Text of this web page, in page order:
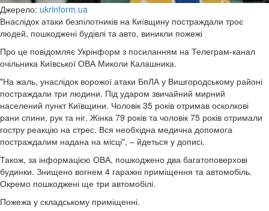
Джерело: ukrinform.ua
Внаслідок атаки безпілотників на Київщину постраждали троє
людей, пошкоджені будівлі та авто, виникли пожежі
Про це повідомляє Укрінформ з посиланням на Телеграм-канал
очільника Київської ОВА Миколи Калашника.
"На жаль, унаслідок ворожої атаки БпЛА у Вишгородському районі
постраждали три людини. Під ударом звичайний мирний
населений пункт Київщини. Чоловік 35 років отримав осколкові
рани спини, рук та ніг. Жінка 79 років та чоловік 75 років отримали
гостру реакцію на стрес. Вся необхідна медична допомога
постраждалим надана на місці", – йдеться у дописі.
Також, за інформацією ОВА, пошкоджено два багатоповерхові
будинки. Знищено вогнем 4 гаражні приміщення та автомобіль.
Окремо пошкоджені ще три автомобілі.
Пожежа у складському приміщенні.